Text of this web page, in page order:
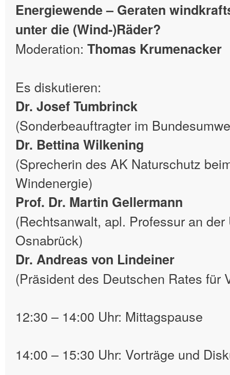
Energiewende – Geraten
unter die (Wind-)Räder?
Moderation: Thomas Krumenacker
Es diskutieren:
Dr. Josef Tumbrinck
(Sonderbeauftragter im
Dr. Bettina Wilkening
(Sprecherin des AK Naturschutz
Windenergie)
Prof. Dr. Martin Gellermann
(Rechtsanwalt, apl. Professur an der
Osnabrück)
Dr. Andreas von Lindeiner
(Präsident des Deutschen Rates für
12:30 – 14:00 Uhr: Mittagspause
14:00 – 15:30 Uhr: Vorträge und